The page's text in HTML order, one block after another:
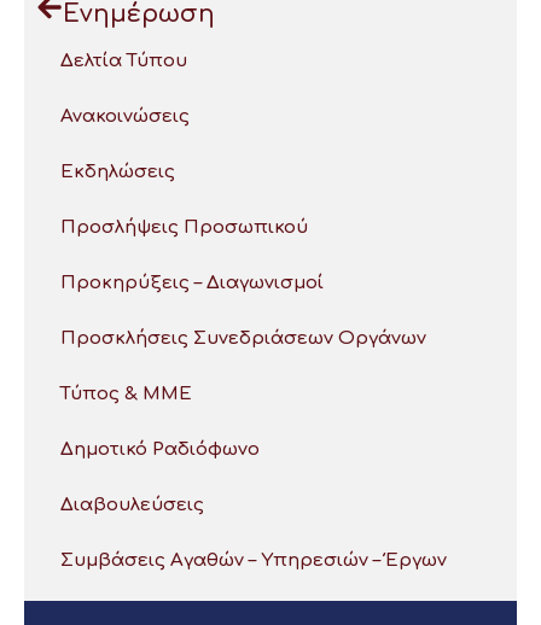
Ενημέρωση
Δελτία Τύπου
Ανακοινώσεις
Εκδηλώσεις
Προσλήψεις Προσωπικού
Προκηρύξεις – Διαγωνισμοί
Προσκλήσεις Συνεδριάσεων Οργάνων
Τύπος & ΜΜΕ
Δημοτικό Ραδιόφωνο
Διαβουλεύσεις
Συμβάσεις Αγαθών – Υπηρεσιών – Έργων